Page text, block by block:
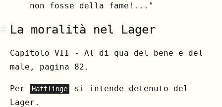
non fosse della fame!..."
La moralità nel Lager
Capitolo VII - Al di qua del bene e del
male, pagina 82.
Per Häftlinge
si intende detenuto del
Lager.